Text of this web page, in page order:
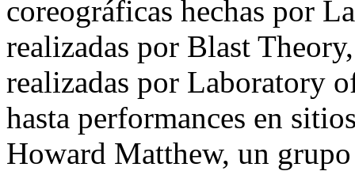
coreográficas hechas por
realizadas por Blast
realizadas por Laboratory
hasta performances en
Howard Matthew, un